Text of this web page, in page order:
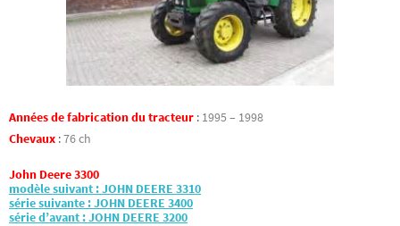
Années de fabrication du tracteur : 1995 – 1998
Chevaux :76 ch
John Deere 3300
modèle suivant : JOHN DEERE 3310
série suivante : JOHN DEERE 3400
série d’avant : JOHN DEERE 3200